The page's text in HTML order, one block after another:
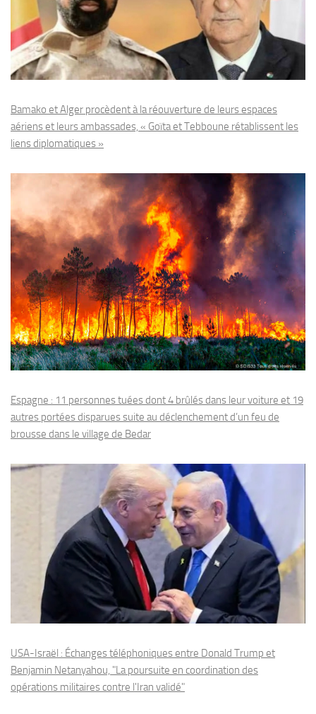
Bamako et Alger procèdent à la réouverture de leurs espaces
aériens et leurs ambassades, « Goïta et Tebboune rétablissent les
liens diplomatiques »
Espagne : 11 personnes tuées dont 4 brûlés dans leur voiture et 19
autres portées disparues suite au déclenchement d’un feu de
brousse dans le village de Bedar
USA-Israël : Échanges téléphoniques entre Donald Trump et
Benjamin Netanyahou, "La poursuite en coordination des
opérations militaires contre l'Iran validé"